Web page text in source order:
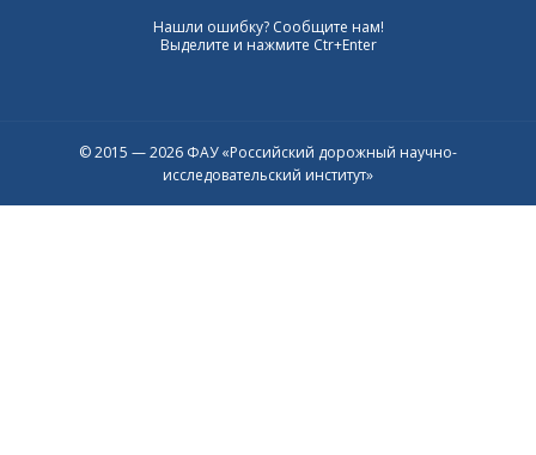
Нашли ошибку? Сообщите нам!
Выделите и нажмите Ctr+Enter
© 2015 — 2026 ФАУ «Российский дорожный научно-
исследовательский институт»